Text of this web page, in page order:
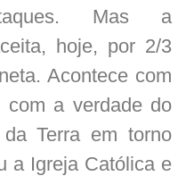
Mas a
hoje, por 2/3
Acontece com
com a verdade do
Terra em torno
a Igreja Católica e